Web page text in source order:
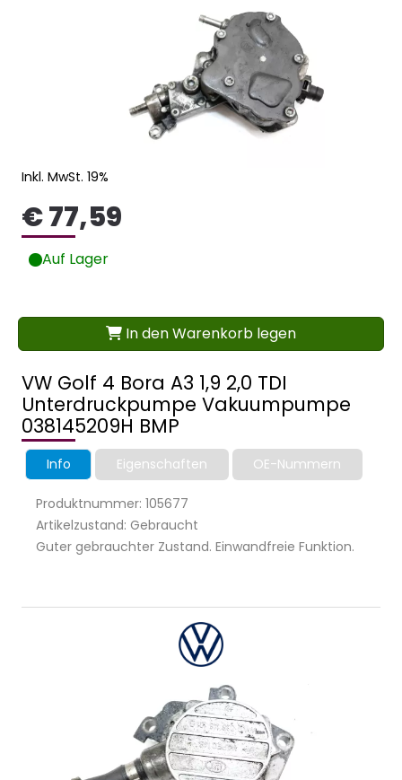
VW Golf 4 Bora A3 1,9 2,0 TDI
Unterdruckpumpe Vakuumpumpe
038145209H BMP
Info Eigenschaften OE-Nummern
Produktnummer: 105677
Artikelzustand: Gebraucht
Guter gebrauchter Zustand. Einwandfreie Funktion.
Inkl. MwSt. 19%
€ 77,59
Auf Lager
In den Warenkorb legen